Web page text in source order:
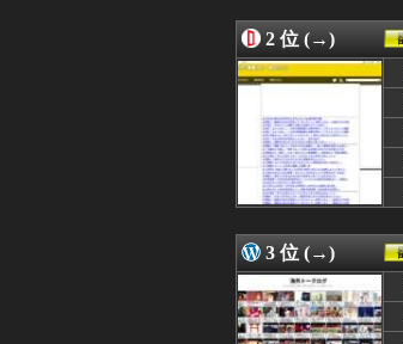
08/09 18:00
08/09 18:00
08/09 17:44
08/09 17:26
08/09 17:10
08/09 17:00
08/09 17:00
08/09 17:00
08/09 16:33
08/09 16:11
08/09 16:05
08/09 16:00
08/09 16:00
2 位 (→)
3 位 (→)